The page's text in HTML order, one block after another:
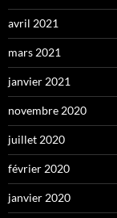
avril 2021
mars 2021
janvier 2021
novembre 2020
juillet 2020
février 2020
janvier 2020